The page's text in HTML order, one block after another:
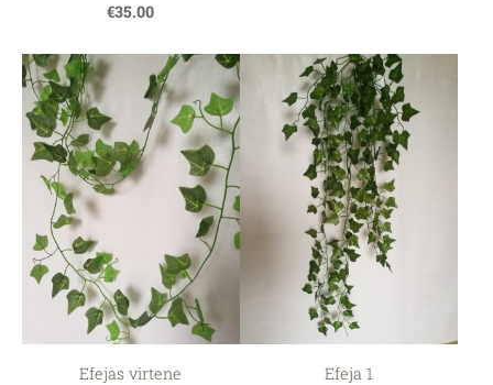
€35.00
Efejas virtene
Efeja 1